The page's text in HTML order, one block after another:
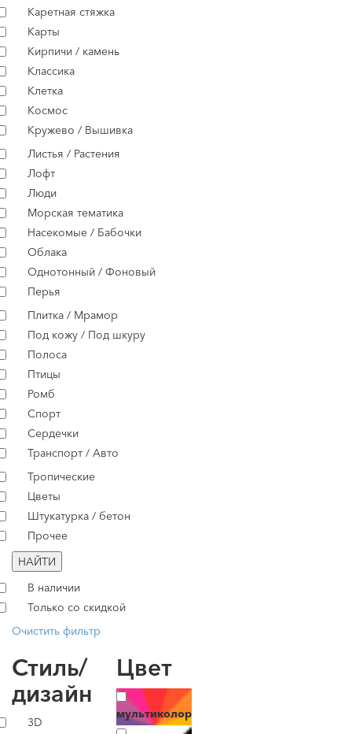
Каретная стяжка
Карты
Кирпичи / камень
Классика
Клетка
Космос
Кружево / Вышивка
Листья / Растения
Лофт
Люди
Морская тематика
Насекомые / Бабочки
Облака
Однотонный / Фоновый
Перья
Плитка / Мрамор
Под кожу / Под шкуру
Полоса
Птицы
Ромб
Спорт
Сердечки
Транспорт / Авто
Тропические
Цветы
Штукатурка / бетон
Прочее
НАЙТИ
В наличии
Только со скидкой
Очистить фильтр
Стиль/
дизайн
3D
Цвет
мультиколор